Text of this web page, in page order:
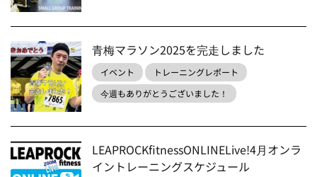
青梅マラソン2025を完走しました
イベント
トレーニングレポート
今週もありがとうございました！
LEAPROCKfitnessONLINELive!4月オンラ
イントレーニングスケジュール